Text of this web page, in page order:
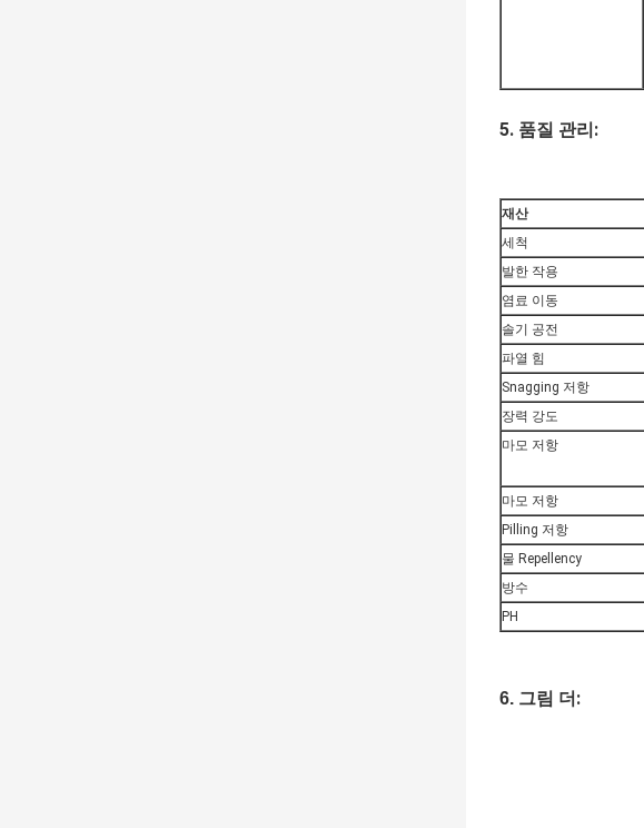
5. 품질 관리:
재산
세척
발한 작용
염료 이동
솔기 공전
파열 힘
Snagging 저항
장력 강도
마모 저항
마모 저항
Pilling 저항
물 Repellency
방수
PH
6. 그림 더 :